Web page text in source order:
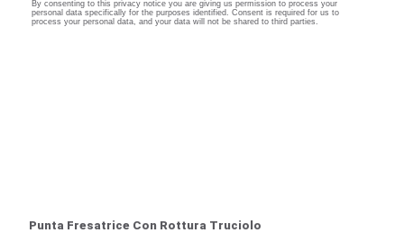
Punta Fresatrice Con Rottura Truciolo